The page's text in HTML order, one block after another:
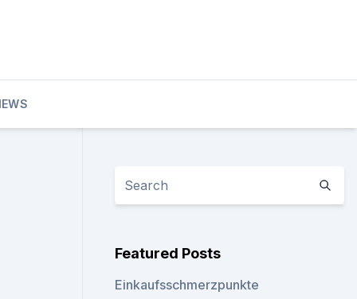
Featured Posts
Einkaufsschmerzpunkte